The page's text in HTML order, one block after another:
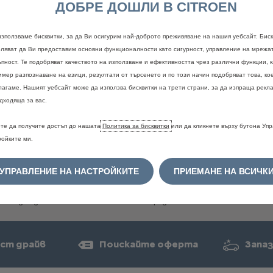
Правна информация
и цветовете
и емисии на CO2 се определят в съответствие с новата
средства
вземат предвид по-специално условията на употреба, стила на
в зависимост от вида на гумите. За повече информация относно
най-близкия Търговско-сервизен
драйв Поискайте оферта
ДОБРЕ ДОШЛИ В CITROEN
бисквитки, за да Ви осигурим най-доброто преживяване на нашия уебсайт.
да Ви предоставим основни функционалности като сигурност, управление на
Те подобряват качеството на използване и ефективността чрез различни функции,
разпознаване на езици, резултати от търсенето и по този начин подобряват това,
Нашият уебсайт може да използва бисквитки на трети страни, за да изпраща
за вас.
да получите достъп до нашата Политика за бисквитки или да кликнете върху бутона
ми.
УПРАВЛЕНИЕ НА НАСТРОЙКИТЕ ПРИЕМАНЕ НА ВСИЧКИ